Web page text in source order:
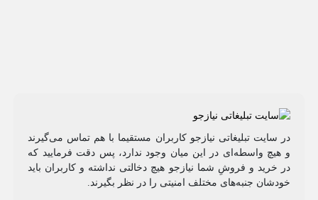
در سایت تبلیغاتی نیازجو کاربران مستقیما با هم تماس می‌گیرند
و هیچ واسطه‌ای در این میان وجود ندارد، پس دقت فرمایید که
در خرید و فروشِ شما نیازجو هیچ دخالتی نداشته و کاربران باید
خودشان جنبه‌های مختلف امنیتی را در نظر بگیرند.